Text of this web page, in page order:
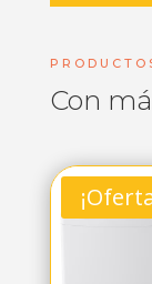
Con